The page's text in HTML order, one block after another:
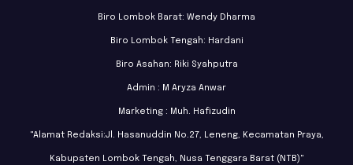
Biro Lombok Barat: Wendy Dharma
Biro Lombok Tengah: Hardani
Biro Asahan: Riki Syahputra
Admin : M Aryza Anwar
Marketing : Muh. Hafizudin
"Alamat Redaksi:Jl. Hasanuddin No.27, Leneng, Kecamatan Praya,
Kabupaten Lombok Tengah, Nusa Tenggara Barat (NTB)"